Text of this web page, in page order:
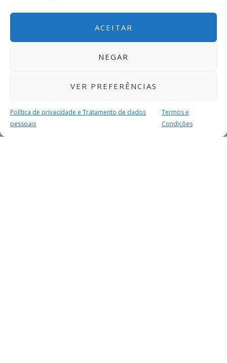
ACEITAR
NEGAR
VER PREFERÊNCIAS
Política de privacidade e Tratamento de dados
pessoais
Termos e
Condições